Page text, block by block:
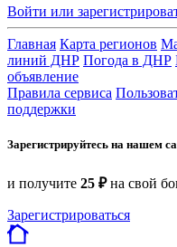
Войти или
Главная Карта регионов
линий ДНР Погода в ДНР
объявление
Правила сервиса
поддержки
Зарегистрируйтесь на нашем
и получите 25 ₽на свой
Зарегистрироваться